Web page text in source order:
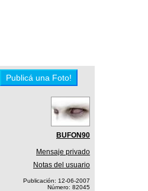
BUFON90
Mensaje privado
Notas del usuario
Publicación: 12-06-2007
Número: 82045